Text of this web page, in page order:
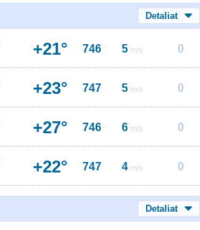
Detaliat
+21° 746 5 m/s 0
+23° 747 5 m/s 0
+27° 746 6 m/s 0
+22° 747 4 m/s 0
Detaliat